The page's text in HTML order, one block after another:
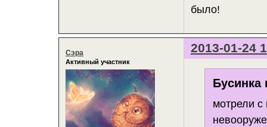
было!
2013-01-24
Сэра
Активный участник
Бусинка
мотрели